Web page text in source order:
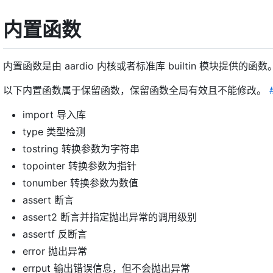
内置函数
内置函数是由 aardio 内核或者标准库 builtin 模块提供的函数
以下内置函数属于保留函数，保留函数全局有效且不能修改。
import 导入库
type 类型检测
tostring 转换参数为字符串
topointer 转换参数为指针
tonumber 转换参数为数值
assert 断言
assert2 断言并指定抛出异常的调用级别
assertf 反断言
error 抛出异常
errput 输出错误信息，但不会抛出异常